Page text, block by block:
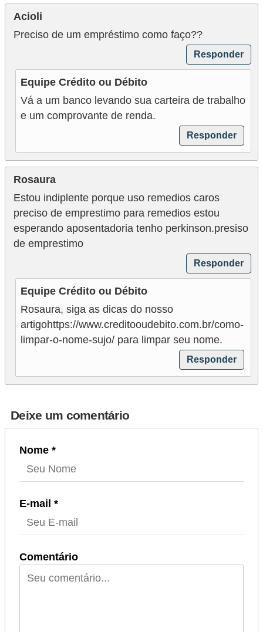
Acioli
Preciso de um empréstimo como faço??
Responder
Equipe Crédito ou Débito
Vá a um banco levando sua carteira de trabalho
e um comprovante de renda.
Responder
Rosaura
Estou indiplente porque uso remedios caros
preciso de emprestimo para remedios estou
esperando aposentadoria tenho perkinson.presiso
de emprestimo
Responder
Equipe Crédito ou Débito
Rosaura, siga as dicas do nosso
artigohttps://www.creditooudebito.com.br/como-
limpar-o-nome-sujo/ para limpar seu nome.
Responder
Deixe um comentário
Nome *
E-mail *
Comentário